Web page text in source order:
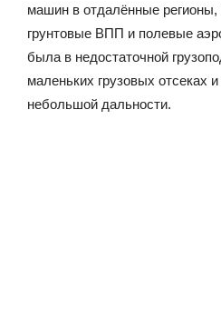
машин в отдалённые регионы,
грунтовые ВПП и полевые
была в недостаточной
маленьких грузовых отсеках
небольшой дальности.